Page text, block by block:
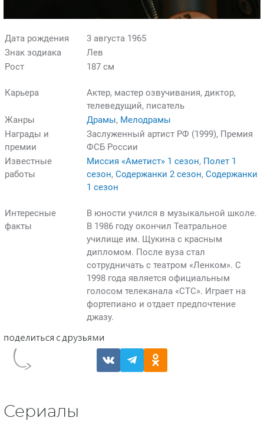
Дата рождения
3 августа 1965
Знак зодиака
Лев
Рост
187 см
Карьера
Актер, мастер озвучивания, диктор,
телеведущий, писатель
Жанры
Драмы, Мелодрамы
Награды и
премии
Заслуженный артист РФ (1999), Премия
ФСБ России
Известные
работы
Миссия «Аметист» 1 сезон, Полет 1
сезон, Содержанки 2 сезон, Содержанки
1 сезон
Интересные
факты
В юности учился в музыкальной школе.
В 1986 году окончил Театральное
училище им. Щукина с красным
дипломом. После вуза стал
сотрудничать с театром «Ленком». С
1998 года является официальным
голосом телеканала «СТС». Играет на
фортепиано и отдает предпочтение
джазу.
Сериалы